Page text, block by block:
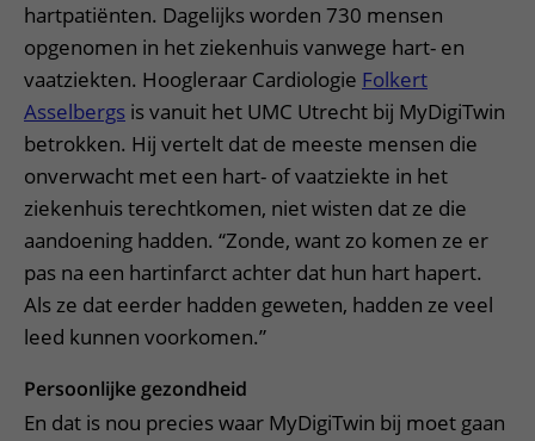
hartpatiënten. Dagelijks worden 730 mensen
opgenomen in het ziekenhuis vanwege hart- en
vaatziekten. Hoogleraar Cardiologie Folkert
Asselbergs is vanuit het UMC Utrecht bij MyDigiTwin
betrokken. Hij vertelt dat de meeste mensen die
onverwacht met een hart- of vaatziekte in het
ziekenhuis terechtkomen, niet wisten dat ze die
aandoening hadden. “Zonde, want zo komen ze er
pas na een hartinfarct achter dat hun hart hapert.
Als ze dat eerder hadden geweten, hadden ze veel
leed kunnen voorkomen.”
Persoonlijke gezondheid
En dat is nou precies waar MyDigiTwin bij moet gaan